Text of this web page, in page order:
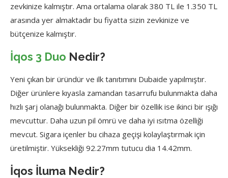
zevkinize kalmıştır. Ama ortalama olarak 380 TL ile 1.350 TL
arasında yer almaktadır bu fiyatta sizin zevkinize ve
bütçenize kalmıştır.
İqos 3 Duo Nedir?
Yeni çıkan bir üründür ve ilk tanıtımını Dubaide yapılmıştır.
Diğer ürünlere kıyasla zamandan tasarrufu bulunmakta daha
hızlı şarj olanağı bulunmakta. Diğer bir özellik ise ikinci bir ışığı
mevcuttur. Daha uzun pil ömrü ve daha iyi ısıtma özelliği
mevcut. Sigara içenler bu cihaza geçişi kolaylaştırmak için
üretilmiştir. Yüksekliği 92.27mm tutucu dia 14.42mm.
İqos İluma Nedir?